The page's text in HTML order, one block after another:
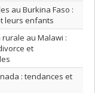
au Burkina Faso :
leurs enfants
au Malawi :
et
: tendances et